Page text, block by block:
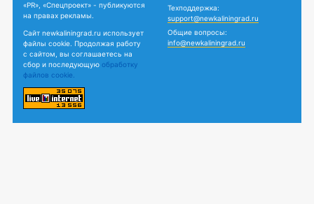
«PR», «Спецпроект» - публикуются
на правах рекламы.
Сайт newkaliningrad.ru использует
файлы cookie. Продолжая работу
с сайтом, вы соглашаетесь на
сбор и последующую обработку
файлов cookie.
Техподдержка:
support@newkaliningrad.ru
Общие вопросы:
info@newkaliningrad.ru